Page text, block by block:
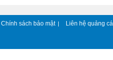
Chính sách bảo mật | Liên hệ quảng